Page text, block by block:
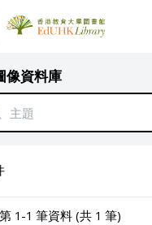
像資料庫
1-1 筆資料 (共 1 筆)